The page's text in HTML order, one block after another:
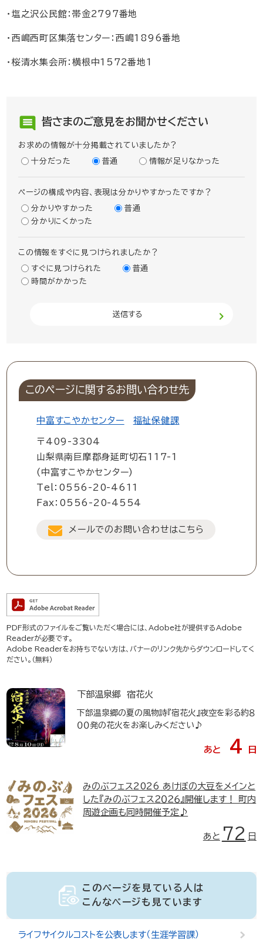
・塩之沢公民館：帯金2797番地
・西嶋西町区集落センター：西嶋1896番地
・桜清水集会所：横根中1572番地1
皆さまのご意見をお聞かせください
お求めの情報が十分掲載されていましたか？
十分だった 普通 情報が足りなかった
ページの構成や内容、表現は分かりやすかったですか？
分かりやすかった
普通
分かりにくかった
この情報をすぐに見つけられましたか？
すぐに見つけられた
普通
時間がかかった
このページに関するお問い合わせ先
中富すこやかセンター 福祉保健課
〒409-3304
山梨県南巨摩郡身延町切石117-1
(中富すこやかセンター)
Tel：0556-20-4611
Fax：0556-20-4554
メールでのお問い合わせはこちら
PDF形式のファイルをご覧いただく場合には、Adobe社が提供するAdobe
Readerが必要です。
Adobe Readerをお持ちでない方は、バナーのリンク先からダウンロードしてく
ださい。（無料）
下部温泉郷 宿花火
下部温泉郷の夏の風物詩『宿花火』夜空を彩る約８
００発の花火をお楽しみください♪
あと 4 日
みのぶフェス2026 あけぼの大豆をメインと
した『みのぶフェス２０２６』開催します！ 町内
周遊企画も同時開催予定♪
あと 72 日
このページを見ている人は
こんなページも見ています
ライフサイクルコストを公表します（生涯学習課）